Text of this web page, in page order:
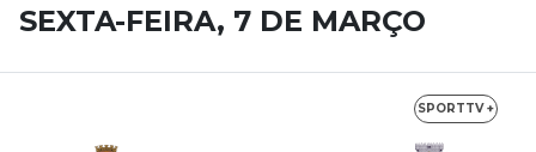
SEXTA-FEIRA, 7 DE MARÇO
SPORTTV +